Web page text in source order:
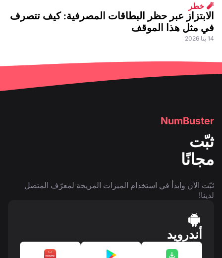
🧨 خطر
الابتزاز عبر حظر البطاقات المصرفية: كيف تتصرف
في مثل هذا الموقف
14 ينا 2026
NumBuster
ثبّت
مجانًا
ثبّت الآن وابدأ في استخدام الميزات المريحة لمعرّف المتصل
لدينا!
أندرويد